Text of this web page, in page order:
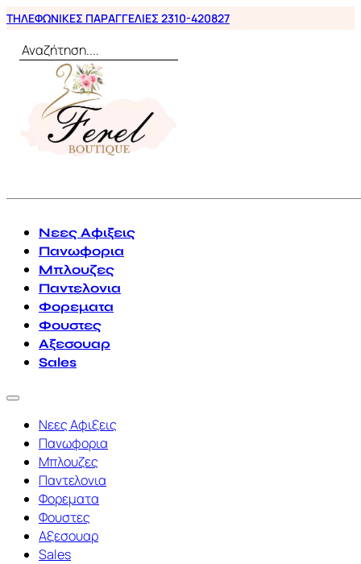
ΤΗΛΕΦΩΝΙΚΕΣ ΠΑΡΑΓΓΕΛΙΕΣ 2310-420827
Αναζήτηση
Νεες Αφιξεις
Πανωφορια
Μπλουζες
Παντελονια
Φορεματα
Φουστες
Αξεσουαρ
Sales
Νεες Αφιξεις
Πανωφορια
Μπλουζες
Παντελονια
Φορεματα
Φουστες
Αξεσουαρ
Sales